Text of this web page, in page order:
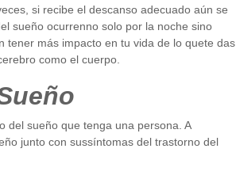
si recibe el descanso adecuado aún se
sueño ocurrenno solo por la noche sino
más impacto en tu vida de lo quete das
como el cuerpo.
del sueño que tenga una persona. A
junto con sussíntomas del trastorno del